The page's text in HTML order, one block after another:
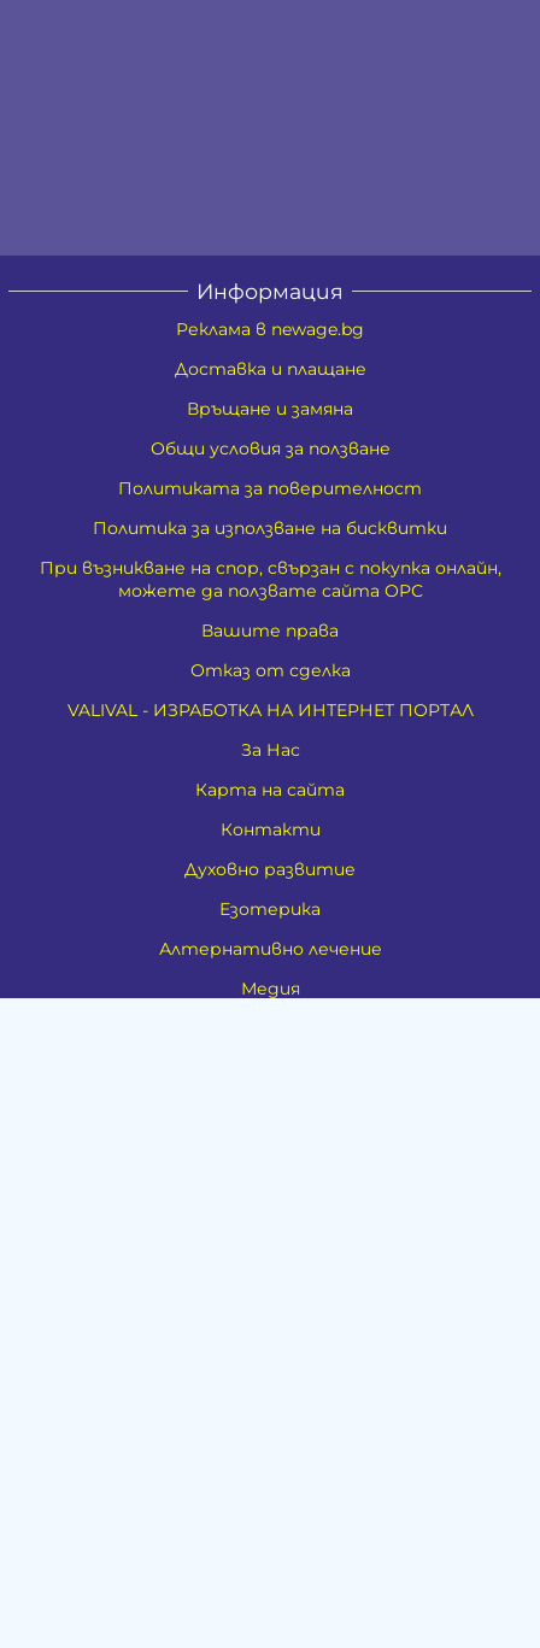
Информация
Реклама в newage.bg
Доставка и плащане
Връщане и замяна
Общи условия за ползване
Политиката за поверителност
Политика за използване на бисквитки
При възникване на спор, свързан с покупка онлайн,
можете да ползвате сайта ОРС
Вашите права
Отказ от сделка
VALIVAL - ИЗРАБОТКА НА ИНТЕРНЕТ ПОРТАЛ
За Нас
Карта на сайта
Контакти
Духовно развитие
Езотерика
Алтернативно лечение
Медия